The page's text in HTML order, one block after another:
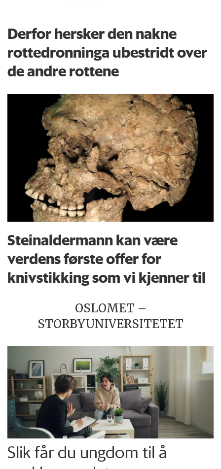
Derfor hersker den nakne
rottedronninga ubestridt over
de andre rottene
Steinaldermann kan være
verdens første offer for
knivstikking som vi kjenner til
OSLOMET –
STORBYUNIVERSITETET
Slik får du ungdom til å